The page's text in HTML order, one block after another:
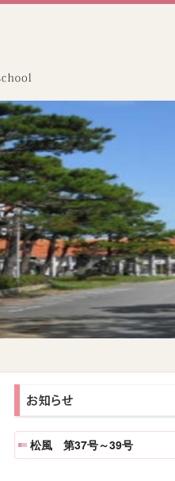
松風 第37号～39号